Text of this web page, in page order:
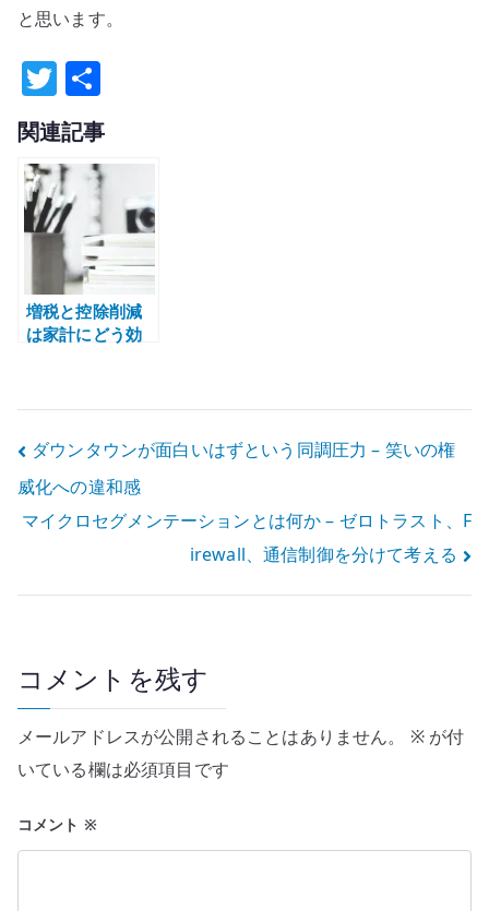
と思います。
T
w
it
te
r
有
関連記事
増税と控除削減
は家計にどう効
る
投
稿
ナ
ビ
ー
シ
ョ
ン
ダウンタウンが面白いはずという同調圧力 – 笑いの権
威化への違和感
マイクロセグメンテーションとは何か – ゼロトラスト、F
irewall、通信制御を分けて考える
コメントを残す
メールアドレスが公開されることはありません。 ※が付
いている欄は必須項目です
コメント ※